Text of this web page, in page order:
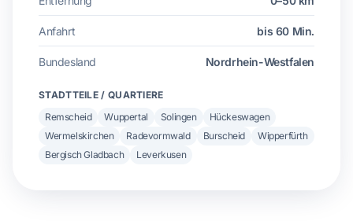
Anfahrt bis 60 Min.
Bundesland Nordrhein-Westfalen
STADTTEILE / QUARTIERE
Remscheid
Wuppertal Solingen
Hückeswagen
Wermelskirchen
Radevormwald Burscheid
Wipperfürth
Bergisch Gladbach
Leverkusen